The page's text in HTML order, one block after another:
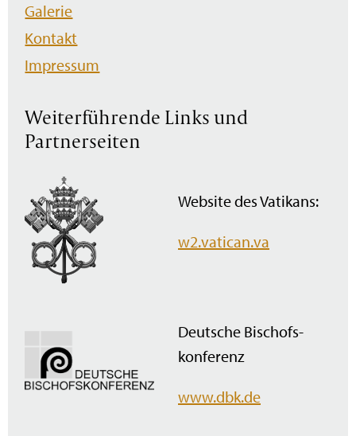
Galerie
Kontakt
Impressum
Weiterführende Links und
Partnerseiten
Website des Vatikans:
w2.vatican.va
Deutsche Bischofs­
konferenz
www.dbk.de